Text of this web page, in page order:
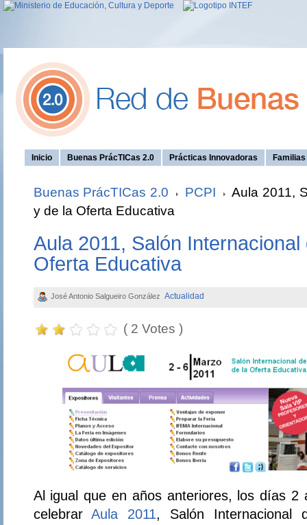
Inicio Buenas PrácTICas 2.0 Prácticas Innovadoras
Buenas PrácTICas 2.0 PCPI
Aula 2011,
y de la Oferta Educativa
Aula 2011, Salón
Oferta Educativa
José Antonio Salgueiro González Actualidad
( 2 Votes )
Al igual que en años anteriores, los días
celebrarAula 2011, Salón Internacional